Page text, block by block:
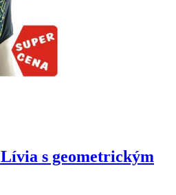
s geometrickým